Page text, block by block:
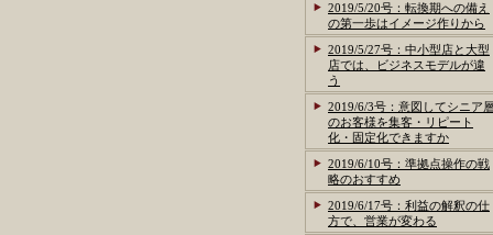
2019/5/20号：転換期への備え
の第一歩はイメージ作りから
2019/5/27号：中小型店と大型
店では、ビジネスモデルが違
う
2019/6/3号：意図してシニア
のお客様を集客・リピート
化・固定化できますか
2019/6/10号：準拠点操作の戦
略のおすすめ
2019/6/17号：利益の解釈の仕
方で、営業が変わる